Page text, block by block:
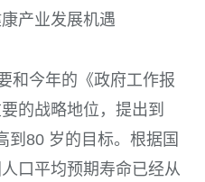
产业发展机遇
和今年的《政府工作报
的战略地位，提出到
到80 岁的目标。根据国
口平均预期寿命已经从